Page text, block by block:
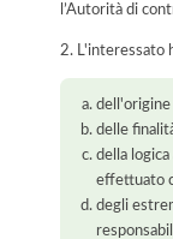
l’Autorità di
2. L'interessato
dell'origine
delle
della
effettuato
degli